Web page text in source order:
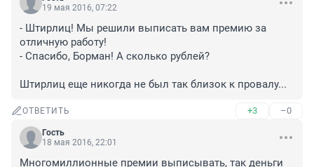
19 мая 2016, 07:22
- Штирлиц! Мы решили выписать вам премию за
отличную работу!
- Спасибо, Борман! А сколько рублей?
Штирлиц еще никогда не был так близок к провалу...
ОТВЕТИТЬ +3 –0
Гость
18 мая 2016, 22:01
Многомиллионные премии выписывать, так деньги